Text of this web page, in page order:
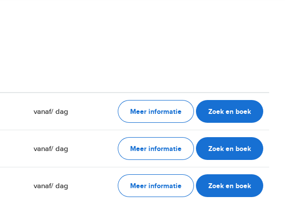
vanaf/ dag Meer informatie Zoek en boek
vanaf/ dag Meer informatie Zoek en boek
vanaf/ dag Meer informatie Zoek en boek